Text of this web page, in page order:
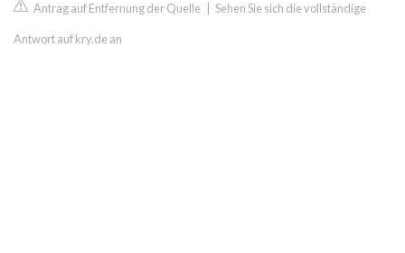
Antrag auf Entfernung der Quelle Sehen Sie sich die vollständige
Antwort auf kry.de an